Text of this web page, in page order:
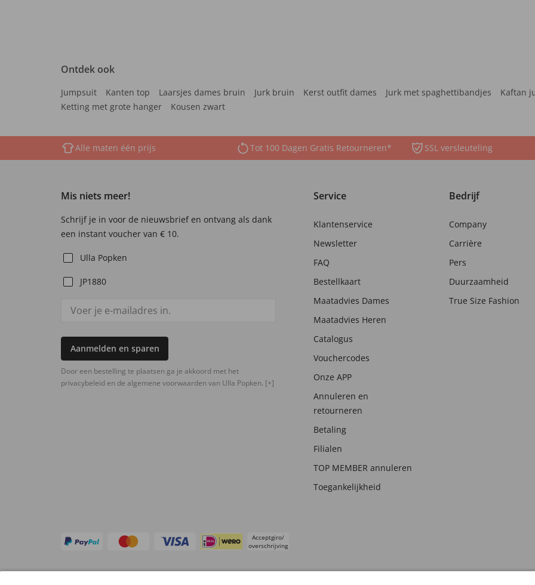
Ontdek ook
Jumpsuit Kanten top Laarsjes dames bruin Jurk bruin Kerst outfit dames Jurk met spaghettibandjes Kaftan
Ketting met grote hanger
Kousen zwart
Alle maten één prijs Tot 100 Dagen Gratis Retourneren* SSL versleuteling
Mis niets meer!
Schrijf je in voor de nieuwsbrief en ontvang als dank
een instant voucher van € 10.
Ulla Popken
JP1880
Aanmelden en sparen
Door een bestelling te plaatsen ga je akkoord met het
privacybeleid en de algemene voorwaarden van Ulla Popken. [+]
Service
Klantenservice
Newsletter
FAQ
Bestellkaart
Maatadvies Dames
Maatadvies Heren
Catalogus
Vouchercodes
Onze APP
Annuleren en
retourneren
Betaling
Filialen
TOP MEMBER annuleren
Toegankelijkheid
Bedrijf
Company
Carrière
Pers
Duurzaamheid
True Size Fashion
Acceptgiro/
overschrijving